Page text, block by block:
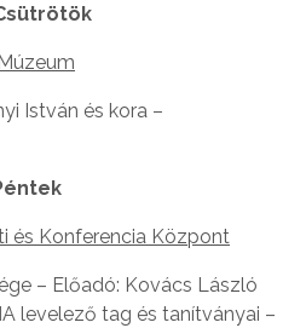
István és kora –
és Konferencia Központ
– Előadó: Kovács László
levelező tag és tanítványai –